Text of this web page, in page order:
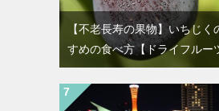
【不老長寿の果物】いちじく
すめの食べ方【ドライフルー